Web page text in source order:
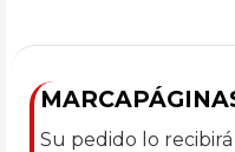
Su pedido lo recibirá